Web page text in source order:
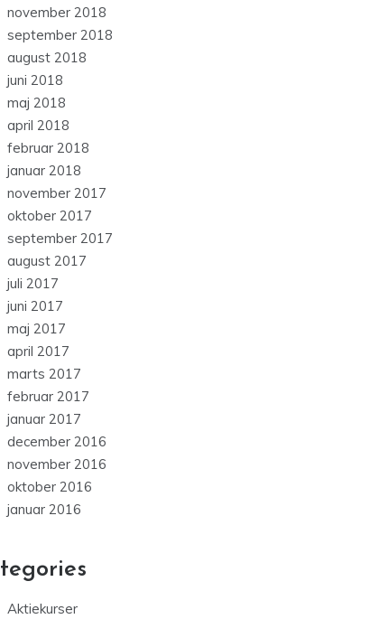
november 2018
september 2018
august 2018
juni 2018
maj 2018
april 2018
februar 2018
januar 2018
november 2017
oktober 2017
september 2017
august 2017
juli 2017
juni 2017
maj 2017
april 2017
marts 2017
februar 2017
januar 2017
december 2016
november 2016
oktober 2016
januar 2016
Aktiekurser